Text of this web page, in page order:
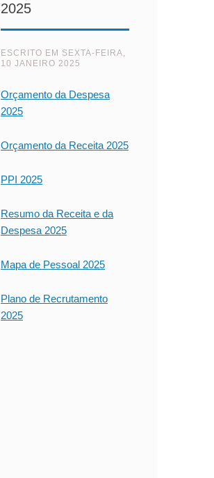
2025
ESCRITO EM SEXTA-FEIRA,
10 JANEIRO 2025
Orçamento da Despesa
2025
Orçamento da Receita 2025
PPI 2025
Resumo da Receita e da
Despesa 2025
Mapa de Pessoal 2025
Plano de Recrutamento
2025